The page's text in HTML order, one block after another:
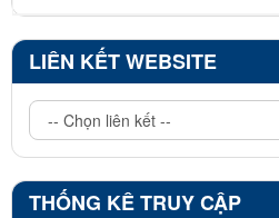
LIÊN KẾT WEBSITE
THỐNG KÊ TRUY CẬP